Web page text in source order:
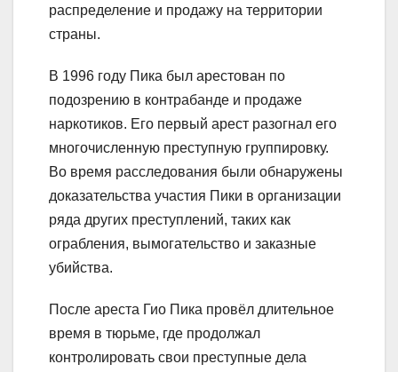
распределение и продажу на территории
страны.
В 1996 году Пика был арестован по
подозрению в контрабанде и продаже
наркотиков. Его первый арест разогнал его
многочисленную преступную группировку.
Во время расследования были обнаружены
доказательства участия Пики в организации
ряда других преступлений, таких как
ограбления, вымогательство и заказные
убийства.
После ареста Гио Пика провёл длительное
время в тюрьме, где продолжал
контролировать свои преступные дела